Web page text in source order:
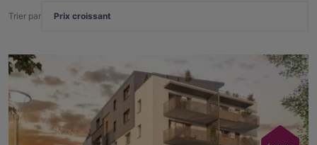
Trier par Prix croissant